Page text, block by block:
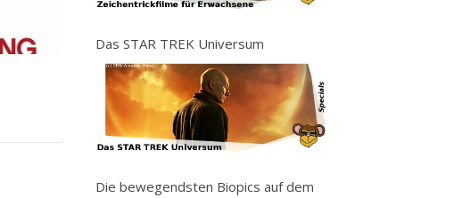
Das STAR TREK Universum
Die bewegendsten Biopics auf dem